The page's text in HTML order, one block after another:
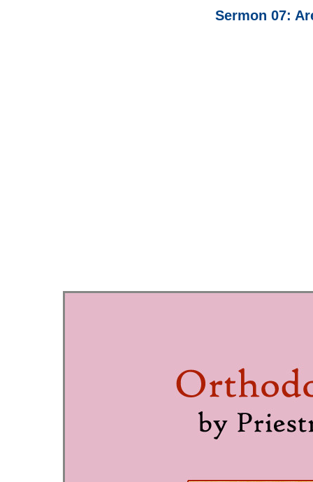
Sermon 07: